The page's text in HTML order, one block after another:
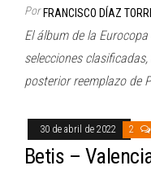
Por FRANCISCO DÍAZ
El álbum de la
selecciones
posterior reemplazo de
30 de abril de 2022 2
Betis –